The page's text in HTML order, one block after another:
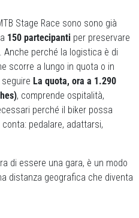
Stage Race sono sono già
150 partecipanti per preservare
Anche perché la logistica è di
scorre a lungo in quota o in
La quota, ora a 1.290
, comprende ospitalità,
perché il biker possa
pedalare, adattarsi,
di essere una gara, è un modo
distanza geografica che diventa